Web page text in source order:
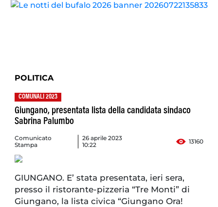
POLITICA
COMUNALI 2023
Giungano, presentata lista della candidata sindaco
Sabrina Palumbo
Comunicato
Stampa
26 aprile 2023
10:22
13160
GIUNGANO. E’ stata presentata, ieri sera,
presso il ristorante-pizzeria “Tre Monti” di
Giungano, la lista civica “Giungano Ora!